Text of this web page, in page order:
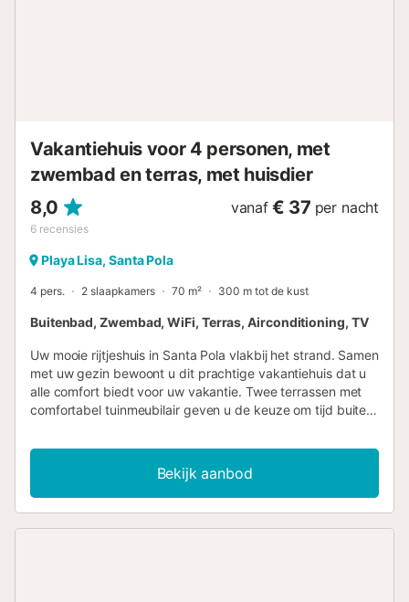
Vakantiehuis voor 4 personen, met
zwembad en terras, met huisdier
8,0
6 recensies
vanaf € 37 per nacht
Playa Lisa, Santa Pola
4 pers. 2 slaapkamers 70 m² 300 m tot de kust
Buitenbad, Zwembad, WiFi, Terras, Airconditioning, TV
Uw mooie rijtjeshuis in Santa Pola vlakbij het strand. Samen
met uw gezin bewoont u dit prachtige vakantiehuis dat u
alle comfort biedt voor uw vakantie. Twee terrassen met
comfortabel tuinmeubilair geven u de keuze om tijd buiten
van uw familietijd. Bruin, plons en verfris overdag samen in
het gemeenschappelijke zwembad. Dit prachtige
vissersdorp is ideaal voor uw bezoek op elk moment van
het jaar. Santa Pola biedt u zijn brede stranden, evenals de
Bekijk aanbod